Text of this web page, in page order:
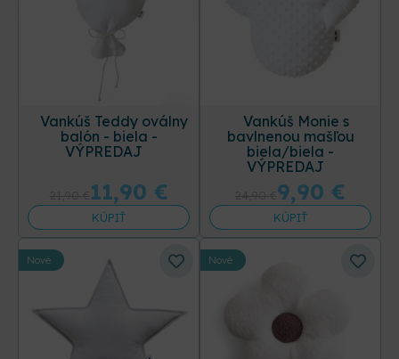
Vankúš Teddy oválny
balón - biela -
VÝPREDAJ
11,90 €
KÚPIŤ
Vankúš Monie s
bavlnenou mašľou
biela/biela -
VÝPREDAJ
9,90 €
KÚPIŤ
Nové Nové